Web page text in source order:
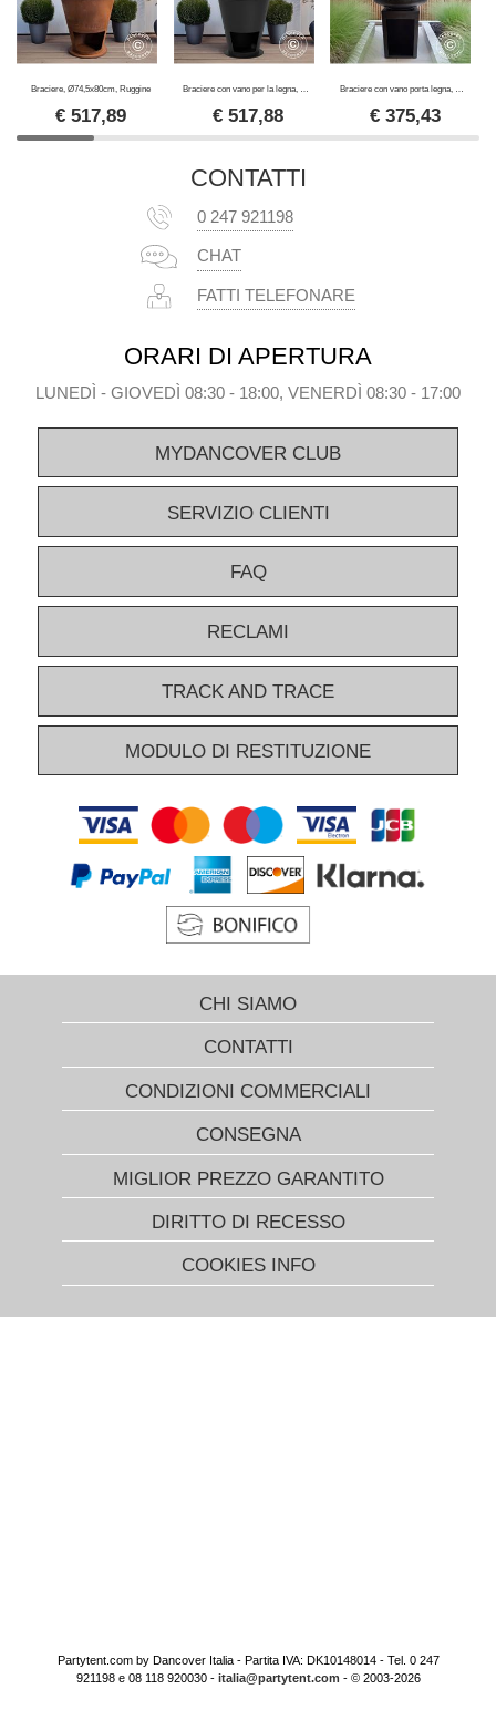
Braciere, Ø74,5x80cm, Ruggine
€517,89
Braciere con vano per la legna, Ø74,5x80cm, Nero
€ 517,88
Braciere con vano porta legna, Ø60x73cm, Nero
€ 375,43
CONTATTI
0 247 921198
CHAT
FATTI TELEFONARE
ORARI DI APERTURA
LUNEDÌ - GIOVEDÌ 08:30 - 18:00, VENERDÌ 08:30 - 17:00
MYDANCOVER CLUB
SERVIZIO CLIENTI
FAQ
RECLAMI
TRACK AND TRACE
MODULO DI RESTITUZIONE
CHI SIAMO
CONTATTI
CONDIZIONI COMMERCIALI
CONSEGNA
MIGLIOR PREZZO GARANTITO
DIRITTO DI RECESSO
COOKIES INFO
Partytent.com by Dancover Italia - Partita IVA: DK10148014 - Tel. 0 247
921198 e 08 118 920030 - italia@partytent.com - © 2003-2026